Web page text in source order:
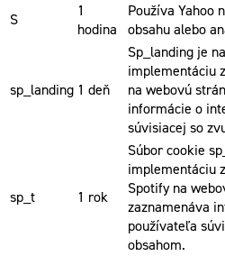
S
1
hodina
Používa Yahoo
obsahu alebo
sp_landing 1 deň
Sp_landing je
implementáciu
na webovú
informácie o
súvisiacej so
sp_t 1 rok
Súbor cookie
implementáciu
Spotify na
zaznamenáva
používateľa
obsahom.